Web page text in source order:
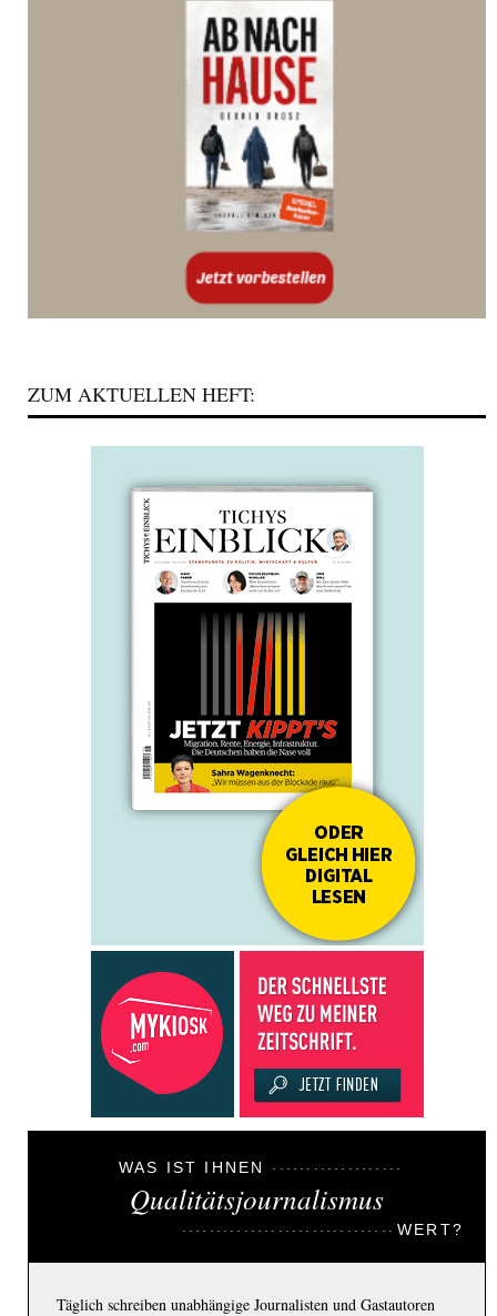
ZUM AKTUELLEN HEFT:
WAS IST IHNEN
Qualitätsjournalismus
WERT?
Täglich schreiben unabhängige Journalisten und Gastautoren